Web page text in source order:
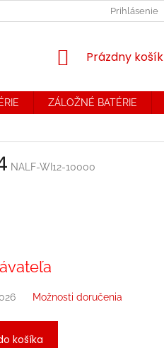
REKLAMAČNÝ PORIADOKPrihlásenie
NÁKUPNÝ
Prázdny košík
ZÁLOŽNÉ BATÉRIE
NALF-WI12-10000
Možnosti doručenia
košíka